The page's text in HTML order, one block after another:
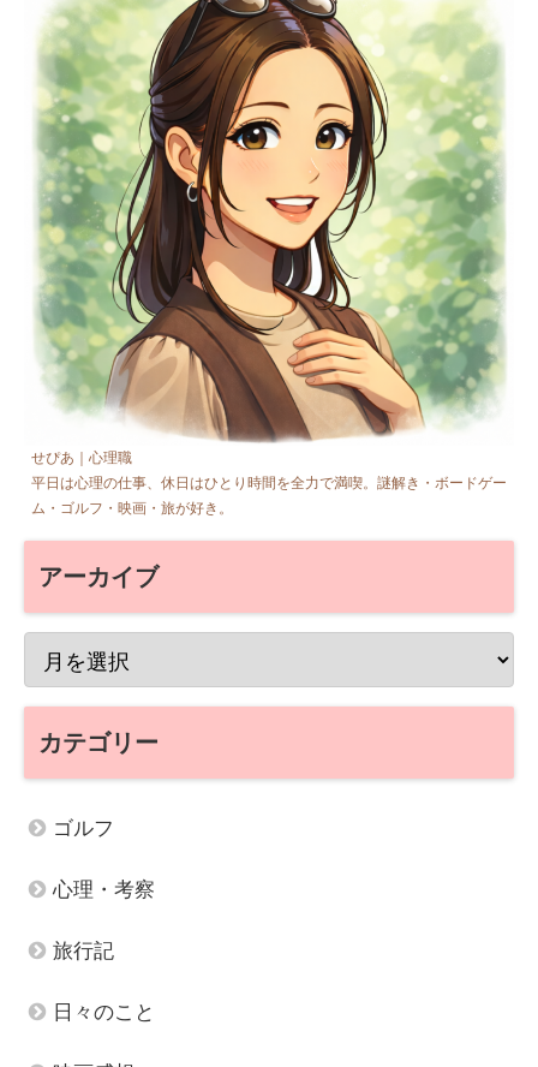
せぴあ｜心理職
平日は心理の仕事、休日はひとり時間を全力で満喫。謎解き・ボードゲー
ム・ゴルフ・映画・旅が好き。
アーカイブ
カテゴリー
ゴルフ
心理・考察
旅行記
日々のこと